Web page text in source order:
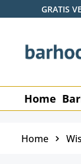
Hauptinhalt
Zur Suche springen
Zur GRATIS
Home
Home